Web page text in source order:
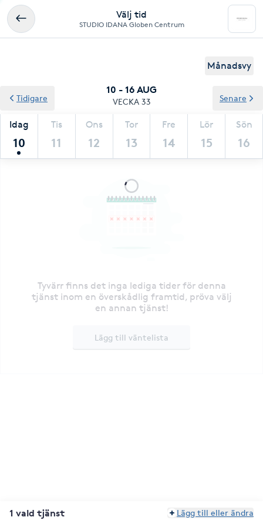
Välj tid
STUDIO IDANA Globen Centrum
Månadsvy
10 - 16 AUG
VECKA 33
Idag
10
Tis
11
Ons
12
Tor
13
Fre
14
Lör
15
Sön
16
Tidigare Senare
Tyvärr finns det inga lediga tider för denna
tjänst inom en överskådlig framtid, pröva välj
en annan tjänst!
Lägg till väntelista
1 vald tjänst Lägg till eller ändra